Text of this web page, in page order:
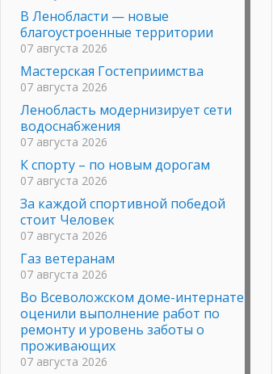
В Ленобласти — новые
благоустроенные территории
07 августа 2026
Мастерская Гостеприимства
07 августа 2026
Ленобласть модернизирует сети
водоснабжения
07 августа 2026
К спорту – по новым дорогам
07 августа 2026
За каждой спортивной победой
стоит Человек
07 августа 2026
Газ ветеранам
07 августа 2026
Во Всеволожском доме-интернате
оценили выполнение работ по
ремонту и уровень заботы о
проживающих
07 августа 2026